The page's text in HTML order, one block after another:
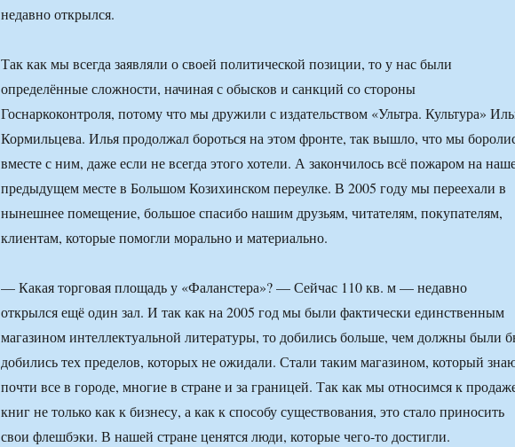
недавно открылся.
Так как мы всегда заявляли о своей политической позиции, то у нас были
определённые сложности, начиная с обысков и санкций со стороны
Госнаркоконтроля, потому что мы дружили с издательством «Ультра. Культура»
Кормильцева. Илья продолжал бороться на этом фронте, так вышло, что мы
вместе с ним, даже если не всегда этого хотели. А закончилось всё пожаром на
предыдущем месте в Большом Козихинском переулке. В 2005 году мы переехали в
нынешнее помещение, большое спасибо нашим друзьям, читателям, покупателям,
клиентам, которые помогли морально и материально.
— Какая торговая площадь у «Фаланстера»? — Сейчас 110 кв. м — недавно
открылся ещё один зал. И так как на 2005 год мы были фактически единственным
магазином интеллектуальной литературы, то добились больше, чем должны были
добились тех пределов, которых не ожидали. Стали таким магазином, который
почти все в городе, многие в стране и за границей. Так как мы относимся к
книг не только как к бизнесу, а как к способу существования, это стало приносить
свои флешбэки. В нашей стране ценятся люди, которые чего-то достигли.